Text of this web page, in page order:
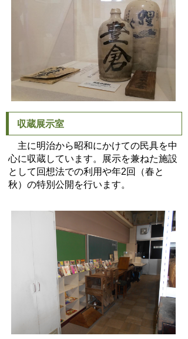
収蔵展示室
主に明治から昭和にかけての民具を中
心に収蔵しています。展示を兼ねた施設
として回想法での利用や年2回（春と
秋）の特別公開を行います。